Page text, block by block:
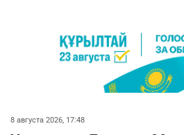
2791 2
🇫🇷 Клуб ПСЖ объявил об
футбольной академии в
8 августа 2026, 17:48